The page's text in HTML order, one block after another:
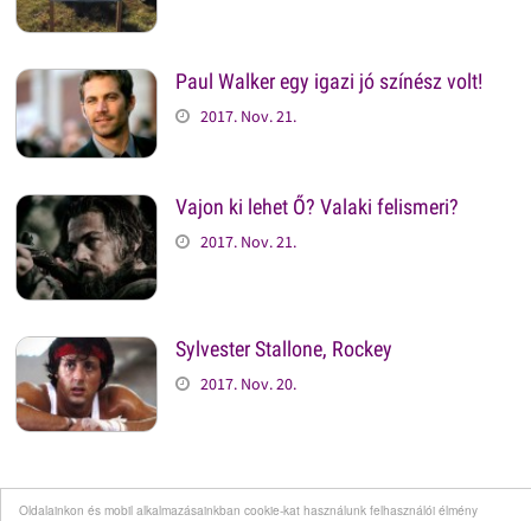
Oldalainkon és mobil alkalmazásainkban cookie-kat használunk felhasználói élmény
Paul Walker egy igazi jó színész volt!
2017. Nov. 21.
Vajon ki lehet Ő? Valaki felismeri?
2017. Nov. 21.
Sylvester Stallone, Rockey
2017. Nov. 20.